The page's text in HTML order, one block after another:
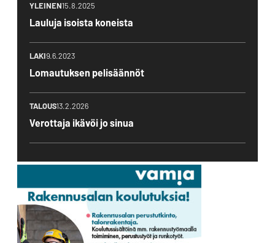
YLEINEN15.8.2025
Lauluja isoista koneista
LAKI9.6.2023
Lomautuksen pelisäännöt
TALOUS13.2.2026
Verottaja ikävöi jo sinua